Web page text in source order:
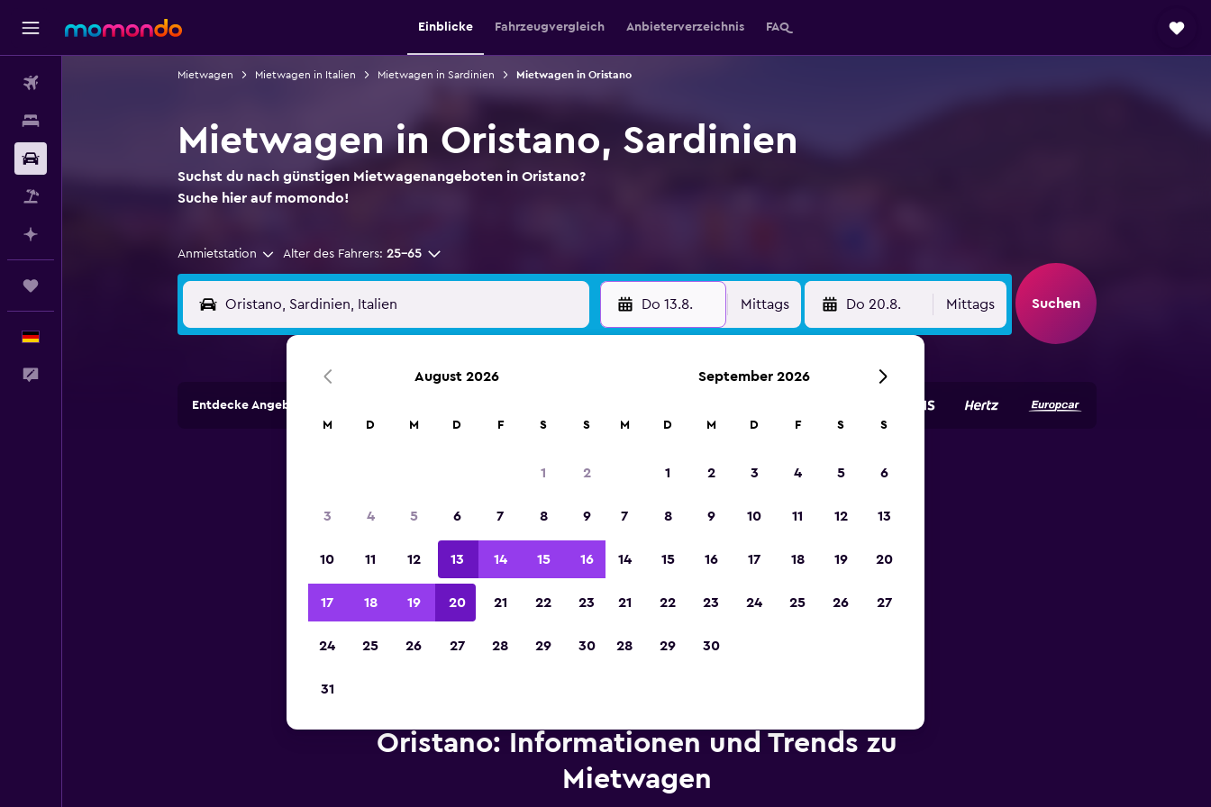
Einblicke Fahrzeugvergleich Anbieterverzeichnis FAQ
Mietwagen Mietwagen in Italien Mietwagen in Sardinien Mietwagen in Oristano
Mietwagen in Oristano, Sardinien
Suchst du nach günstigen Mietwagenangeboten in Oristano?
Suche hier auf momondo!
Anmietstation Alter des Fahrers: 25-65
Do 13.8. Mittags Do 20.8. Mittags Suchen
Entdecke Angebote von Autovermietungen an über 70.000 Standorten mit momondo.
Sieger 2023 gekürt
Oristano: Informationen und Trends zu
Mietwagen
August 2026
M D M D F S S
1 2
3 4 5 6 7 8 9
10 11 12 13 14 15 16
17 18 19 20 21 22 23
24 25 26 27 28 29 30
31
September 2026
M D M D F S S
1 2 3 4 5 6
7 8 9 10 11 12 13
14 15 16 17 18 19 20
21 22 23 24 25 26 27
28 29 30